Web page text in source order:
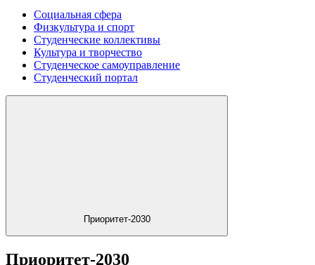
Социальная сфера
Физкультура и спорт
Студенческие коллективы
Культура и творчество
Студенческое самоуправление
Студенческий портал
Приоритет-2030
Приоритет-2030